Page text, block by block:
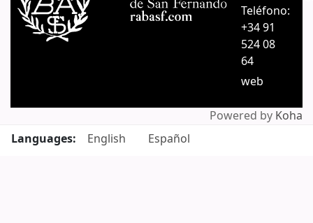
Teléfono:
+34 91
524 08
64
web
Powered by Koha
Languages:
English Español